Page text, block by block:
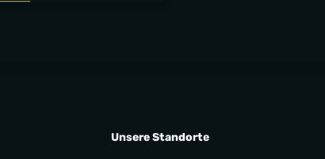
Unsere Standorte